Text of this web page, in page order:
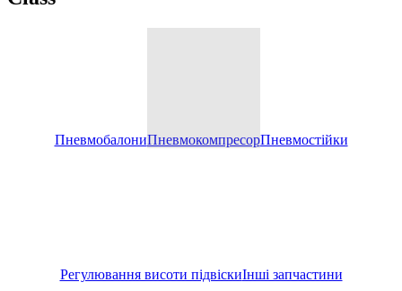
ПневмобалониПневмокомпресорПневмостійки
Регулювання висоти підвіскиІнші запчастини